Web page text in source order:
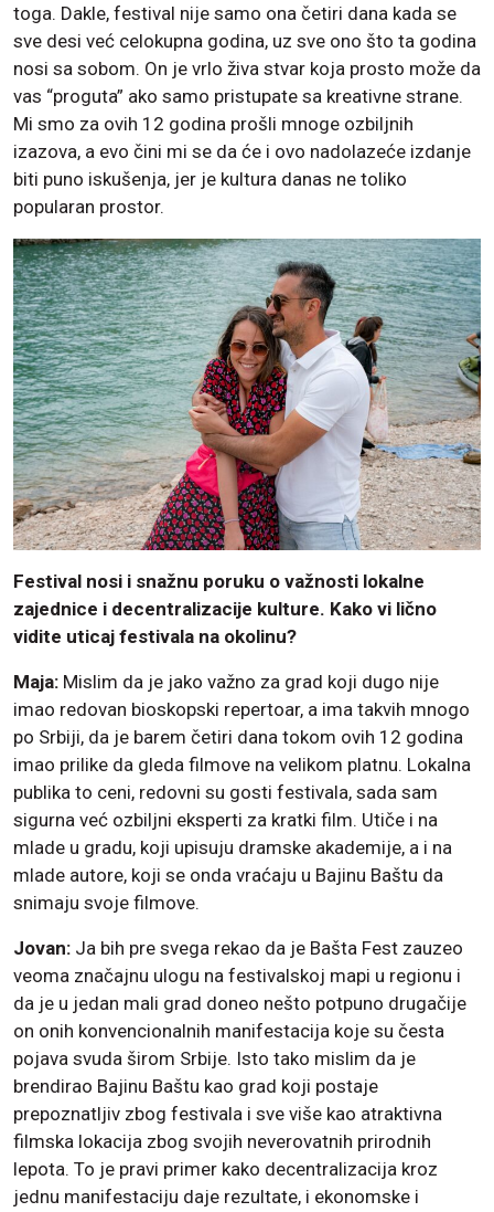
toga. Dakle, festival nije samo ona četiri dana kada se
sve desi već celokupna godina, uz sve ono što ta godina
nosi sa sobom. On je vrlo živa stvar koja prosto može da
vas “proguta” ako samo pristupate sa kreativne strane.
Mi smo za ovih 12 godina prošli mnoge ozbiljnih
izazova, a evo čini mi se da će i ovo nadolazeće izdanje
biti puno iskušenja, jer je kultura danas ne toliko
popularan prostor.
Festival nosi i snažnu poruku o važnosti lokalne
zajednice i decentralizacije kulture. Kako vi lično
vidite uticaj festivala na okolinu?
Maja: Mislim da je jako važno za grad koji dugo nije
imao redovan bioskopski repertoar, a ima takvih mnogo
po Srbiji, da je barem četiri dana tokom ovih 12 godina
imao prilike da gleda filmove na velikom platnu. Lokalna
publika to ceni, redovni su gosti festivala, sada sam
sigurna već ozbiljni eksperti za kratki film. Utiče i na
mlade u gradu, koji upisuju dramske akademije, a i na
mlade autore, koji se onda vraćaju u Bajinu Baštu da
snimaju svoje filmove.
Jovan: Ja bih pre svega rekao da je Bašta Fest zauzeo
veoma značajnu ulogu na festivalskoj mapi u regionu i
da je u jedan mali grad doneo nešto potpuno drugačije
on onih konvencionalnih manifestacija koje su česta
pojava svuda širom Srbije. Isto tako mislim da je
brendirao Bajinu Baštu kao grad koji postaje
prepoznatljiv zbog festivala i sve više kao atraktivna
filmska lokacija zbog svojih neverovatnih prirodnih
lepota. To je pravi primer kako decentralizacija kroz
jednu manifestaciju daje rezultate, i ekonomske i